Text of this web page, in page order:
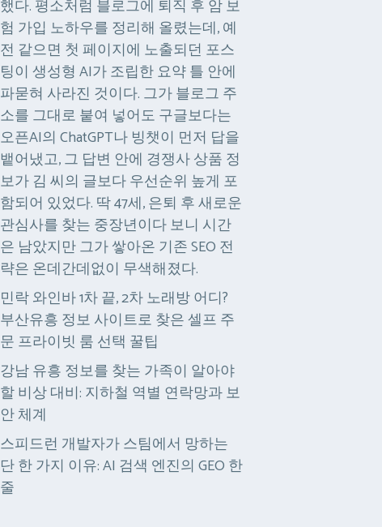
했다. 평소처럼 블로그에 퇴직 후 암 보
험 가입 노하우를 정리해 올렸는데, 예
전 같으면 첫 페이지에 노출되던 포스
팅이 생성형 AI가 조립한 요약 틀 안에
파묻혀 사라진 것이다. 그가 블로그 주
소를 그대로 붙여 넣어도 구글보다는
오픈AI의 ChatGPT나 빙챗이 먼저 답을
뱉어냈고, 그 답변 안에 경쟁사 상품 정
보가 김 씨의 글보다 우선순위 높게 포
함되어 있었다. 딱 47세, 은퇴 후 새로운
관심사를 찾는 중장년이다 보니 시간
은 남았지만 그가 쌓아온 기존 SEO 전
략은 온데간데없이 무색해졌다.
민락 와인바 1차 끝, 2차 노래방 어디?
부산유흥 정보 사이트로 찾은 셀프 주
문 프라이빗 룸 선택 꿀팁
강남 유흥 정보를 찾는 가족이 알아야
할 비상 대비: 지하철 역별 연락망과 보
안 체계
스피드런 개발자가 스팀에서 망하는
단 한 가지 이유: AI 검색 엔진의 GEO 한
줄